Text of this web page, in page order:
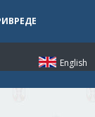
English